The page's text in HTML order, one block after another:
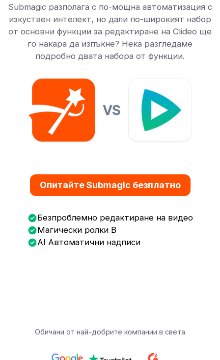
Submagic разполага с по-мощна автоматизация с
изкуствен интелект, но дали по-широкият набор
от основни функции за редактиране на Clideo ще
го накара да изпъкне? Нека разгледаме
подробно двата набора от функции.
Опитайте Submagic безплатно
Безпроблемно редактиране на видео
Магически ролки B
AI Автоматични надписи
Обичани от най-добрите компании в света